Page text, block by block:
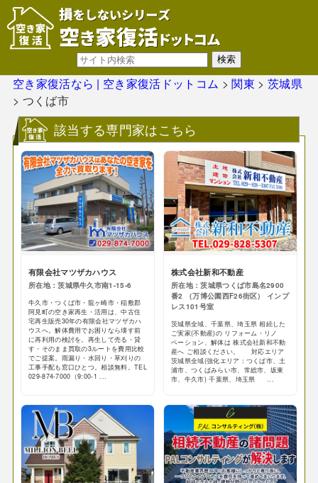
空き家復活なら | 空き家復活ドットコム >関東 > 茨城県
> つくば市
該当する専門家はこちら
有限会社マツザカハウス
所在地：茨城県牛久市南1-15-6
牛久市・つくば市・龍ヶ崎市・稲敷郡
阿見町の空き家再生・活用は、中古住
宅再生販売30年の有限会社マツザカハ
ウスへ。解体費用でお困りなら壊す前
に再利用の検討を。再生して売る・貸
す・そのまま買取の3ルートを費用比較
でご提案。雨漏り・水回り・草刈りの
工事手配も窓口ひとつ。相談無料。TEL
029-874-7000（9:00-1 ...
株式会社新和不動産
所在地：茨城県つくば市島名2900
番2 （万博公園西F26街区） インプ
レス101号室
茨城県全域、千葉県、埼玉県 相続した
ご実家(不動産)の リフォーム・リノ
ベーション、解体は 株式会社新和不動
産へ ご相談ください。 対応エリア
茨城県全域(強化エリア：つくば市、土
浦市、つくばみらい市、常総市、坂東
市、牛久市) 千葉県、埼玉県 ...